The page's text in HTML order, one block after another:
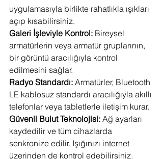
uygulamasıyla birlikte rahatlıkla ışıkları
açıp kısabilirsiniz.
Galeri İşleviyle Kontrol: Bireysel
armatürlerin veya armatür gruplarının,
bir görüntü aracılığıyla kontrol
edilmesini sağlar.
Radyo Standardı: Armatürler, Bluetooth
LE kablosuz standardı aracılığıyla akıllı
telefonlar veya tabletlerle iletişim kurar.
Güvenli Bulut Teknolojisi: Ağ ayarları
kaydedilir ve tüm cihazlarda
senkronize edilir. Işığınızı internet
üzerinden de kontrol edebilirsiniz.